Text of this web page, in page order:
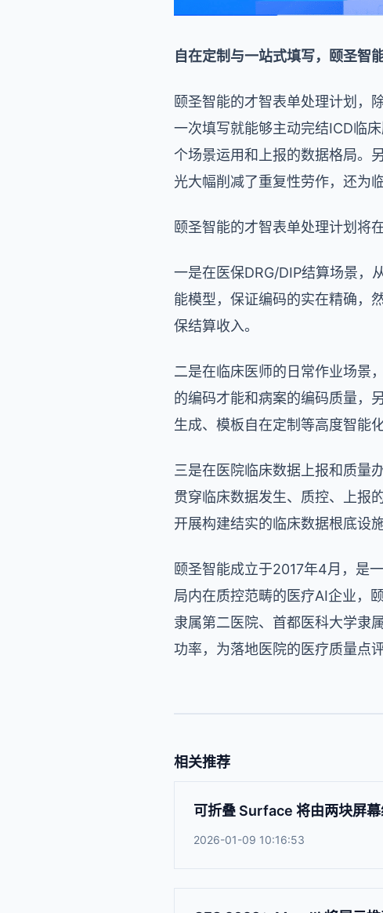
自在定制与一站式填写，颐圣智
颐圣智能的才智表单处理计划，
一次填写就能够主动完结ICD临
个场景运用和上报的数据格局。
光大幅削减了重复性劳作，还为
颐圣智能的才智表单处理计划将
一是在医保DRG/DIP结算场景，
能模型，保证编码的实在精确，
保结算收入。
二是在临床医师的日常作业场景
的编码才能和病案的编码质量，
生成、模板自在定制等高度智能
三是在医院临床数据上报和质量
贯穿临床数据发生、质控、上报
开展构建结实的临床数据根底设施
颐圣智能成立于2017年4月，是
局内在质控范畴的医疗AI企业，
隶属第二医院、首都医科大学隶
功率，为落地医院的医疗质量点
相关推荐
可折叠 Surface 将由两块屏
2026-01-09 10:16:53